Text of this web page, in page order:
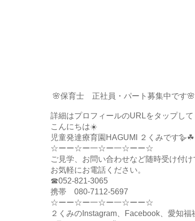
🌸保育士 正社員・パート募集中です🌸
詳細はプロフィールのURLをタップし
こんにちは☀️
児童発達療育園HAGUMI ２くみです🪿☘
☆ーー☆ー一☆ー一☆ーー☆
ご見学、お問い合わせなど随時受け付け
お気軽にお電話ください。
☎052-821-3065
携帯 080-7112-5697
☆ーー☆ー一☆ー一☆ーー☆
２くみのInstagram、Facebook、愛知